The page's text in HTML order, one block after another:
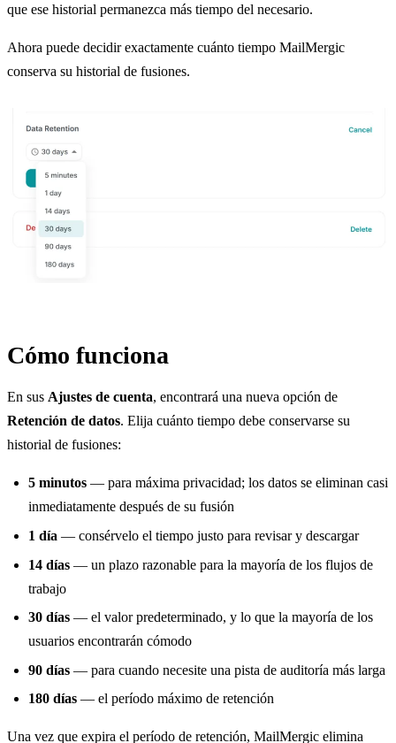
que ese historial permanezca más tiempo del necesario.
Ahora puede decidir exactamente cuánto tiempo MailMergic
conserva su historial de fusiones.
Cómo funciona
En sus Ajustes de cuenta, encontrará una nueva opción de
Retención de datos. Elija cuánto tiempo debe conservarse su
historial de fusiones:
5 minutos — para máxima privacidad; los datos se eliminan casi
inmediatamente después de su fusión
1 día — consérvelo el tiempo justo para revisar y descargar
14 días — un plazo razonable para la mayoría de los flujos de
trabajo
30 días — el valor predeterminado, y lo que la mayoría de los
usuarios encontrarán cómodo
90 días — para cuando necesite una pista de auditoría más larga
180 días — el período máximo de retención
Una vez que expira el período de retención, MailMergic elimina